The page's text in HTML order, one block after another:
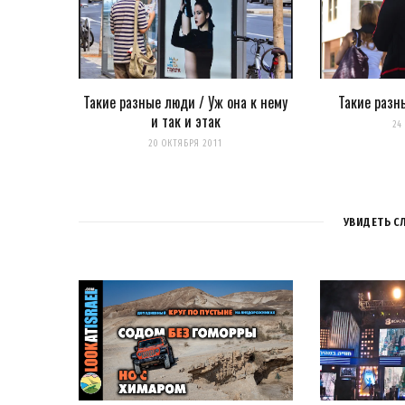
Оповещать о новых
Такие разные люди / Уж она к нему
и так и этак
20 ОКТЯБРЯ 2011
Такие
24
УВИДЕТЬ